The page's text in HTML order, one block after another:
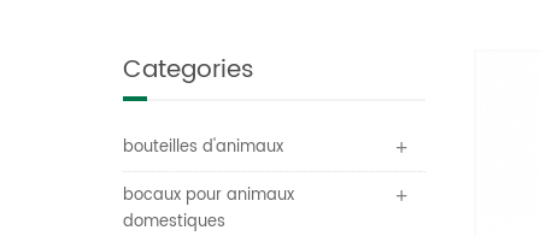
Categories
bouteilles d'animaux
bocaux pour animaux
domestiques